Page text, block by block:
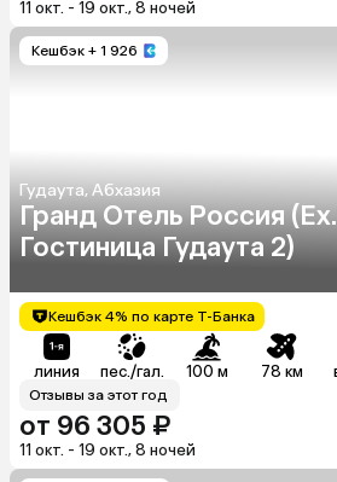
11 окт. - 19 окт., 8 ночей
Кешбэк + 1 926
Гудаута, Абхазия
Гранд Отель Россия (Ex.
Гостиница Гудаута 2)
Кешбэк 4% по карте Т-Банка
линия пес./гал. 100 м 78 км
Отзывы за этот год
от 96 305 ₽
11 окт. - 19 окт., 8 ночей